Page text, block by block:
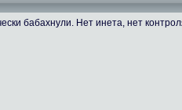
бабахнули. Нет инета, нет